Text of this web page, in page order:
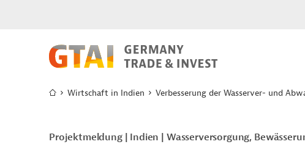
Wirtschaft in Indien Verbesserung der Wasserver- und
Projektmeldung Indien Wasserversorgung,